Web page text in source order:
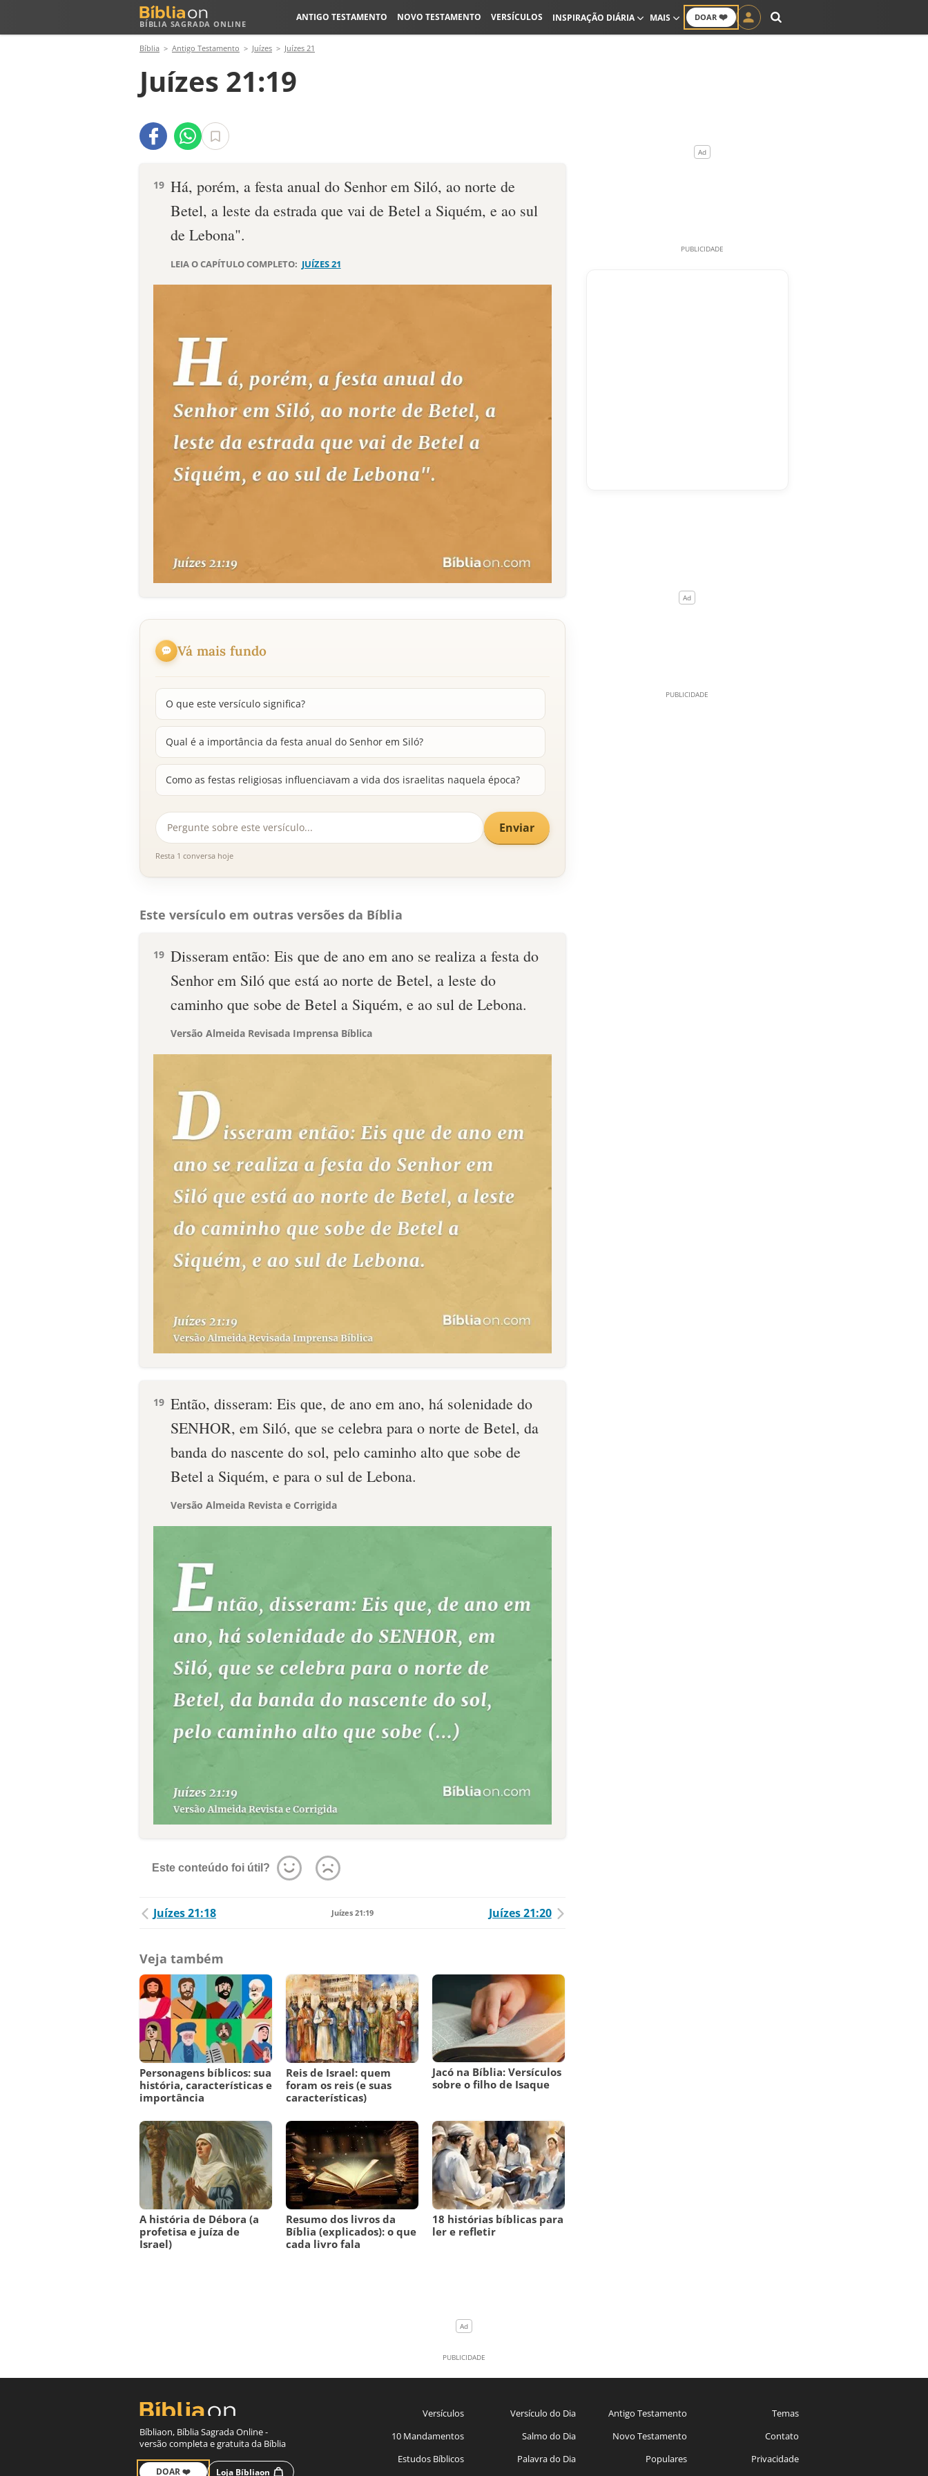
BÍBLIA SAGRADA ONLINE
DOAR ❤️
ANTIGO TESTAMENTO NOVO TESTAMENTO VERSÍCULOS INSPIRAÇÃO DIÁRIA MAIS
Bíblia Antigo Testamento Juízes Juízes 21
Juízes 21:19
19 Há, porém, a festa anual do Senhor em Siló, ao norte de
Betel, a leste da estrada que vai de Betel a Siquém, e ao sul
de Lebona".
LEIA O CAPÍTULO COMPLETO: JUÍZES 21
Vá mais fundo
O que este versículo significa?
Qual é a importância da festa anual do Senhor em Siló?
Como as festas religiosas influenciavam a vida dos israelitas naquela época?
Enviar
Resta 1 conversa hoje
Este versículo em outras versões da Bíblia
19 Disseram então: Eis que de ano em ano se realiza a festa do
Senhor em Siló que está ao norte de Betel, a leste do
caminho que sobe de Betel a Siquém, e ao sul de Lebona.
Versão Almeida Revisada Imprensa Bíblica
19 Então, disseram: Eis que, de ano em ano, há solenidade do
SENHOR, em Siló, que se celebra para o norte de Betel, da
banda do nascente do sol, pelo caminho alto que sobe de
Betel a Siquém, e para o sul de Lebona.
Versão Almeida Revista e Corrigida
Este conteúdo foi útil?
Juízes 21:18 Juízes 21:19 Juízes 21:20
Veja também
Personagens bíblicos: sua
história, características e
importância
Reis de Israel: quem
foram os reis (e suas
características)
Jacó na Bíblia: Versículos
sobre o filho de Isaque
A história de Débora (a
profetisa e juíza de
Israel)
Resumo dos livros da
Bíblia (explicados): o que
cada livro fala
18 histórias bíblicas para
ler e refletir
Bíbliaon, Bíblia Sagrada Online -
versão completa e gratuita da Bíblia
DOAR ❤️ Loja Bíbliaon
Versículos
10 Mandamentos
Estudos Bíblicos
Versículo do Dia
Salmo do Dia
Palavra do Dia
Antigo Testamento
Novo Testamento
Populares
Temas
Contato
Privacidade